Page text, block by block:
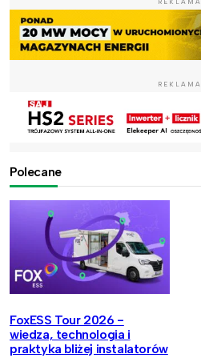
REKLAMA
REKLAMA
Polecane
FoxESS Tour 2026 -
wiedza, technologia i
praktyka bliżej instalatorów